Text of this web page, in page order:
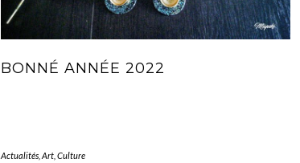
BONNÉ ANNÉE 2022
Actualités Art Culture